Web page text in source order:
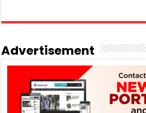
Advertisement